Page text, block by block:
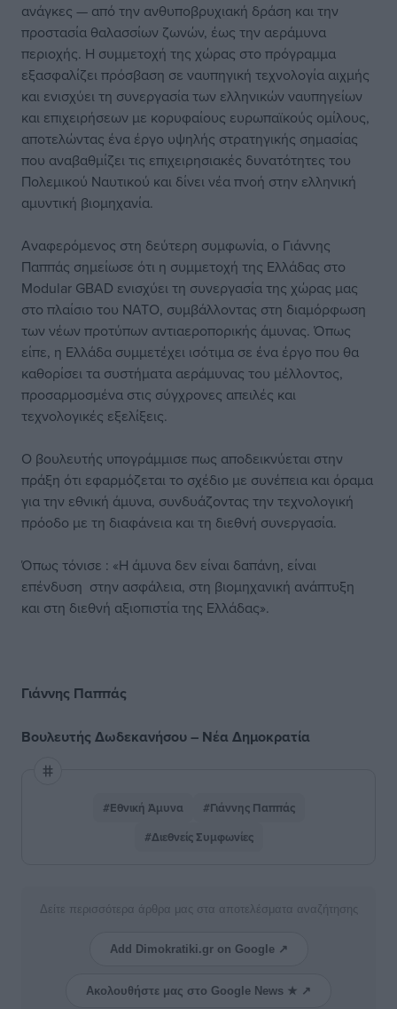
ανάγκες — από την ανθυποβρυχιακή δράση και την
προστασία θαλασσίων ζωνών, έως την αεράμυνα
περιοχής. Η συμμετοχή της χώρας στο πρόγραμμα
εξασφαλίζει πρόσβαση σε ναυπηγική τεχνολογία αιχμής
και ενισχύει τη συνεργασία των ελληνικών ναυπηγείων
και επιχειρήσεων με κορυφαίους ευρωπαϊκούς ομίλους,
αποτελώντας ένα έργο υψηλής στρατηγικής σημασίας
που αναβαθμίζει τις επιχειρησιακές δυνατότητες του
Πολεμικού Ναυτικού και δίνει νέα πνοή στην ελληνική
αμυντική βιομηχανία.
Αναφερόμενος στη δεύτερη συμφωνία, ο Γιάννης
Παππάς σημείωσε ότι η συμμετοχή της Ελλάδας στο
Modular GBAD ενισχύει τη συνεργασία της χώρας μας
στο πλαίσιο του ΝΑΤΟ, συμβάλλοντας στη διαμόρφωση
των νέων προτύπων αντιαεροπορικής άμυνας. Όπως
είπε, η Ελλάδα συμμετέχει ισότιμα σε ένα έργο που θα
καθορίσει τα συστήματα αεράμυνας του μέλλοντος,
προσαρμοσμένα στις σύγχρονες απειλές και
τεχνολογικές εξελίξεις.
Ο βουλευτής υπογράμμισε πως αποδεικνύεται στην
πράξη ότι εφαρμόζεται το σχέδιο με συνέπεια και όραμα
για την εθνική άμυνα, συνδυάζοντας την τεχνολογική
πρόοδο με τη διαφάνεια και τη διεθνή συνεργασία.
Όπως τόνισε : «Η άμυνα δεν είναι δαπάνη, είναι
επένδυση στην ασφάλεια, στη βιομηχανική ανάπτυξη
και στη διεθνή αξιοπιστία της Ελλάδας».
Γιάννης Παππάς
Βουλευτής Δωδεκανήσου – Νέα Δημοκρατία
#Εθνική Άμυνα
#Γιάννης Παππάς
#Διεθνείς Συμφωνίες
Δείτε περισσότερα άρθρα μας στα αποτελέσματα αναζήτησης
Add Dimokratiki.gr on Google ↗
Ακολουθήστε μας στο Google News ★ ↗